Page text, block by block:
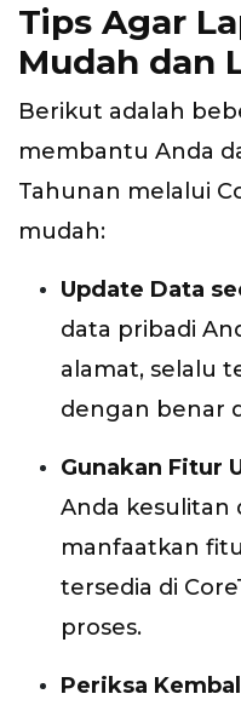
Tips Agar
Mudah dan
Berikut adalah
membantu Anda
Tahunan melalui
mudah:
Update Data
data pribadi
alamat, selalu
dengan benar
Gunakan Fitur
Anda kesulitan
manfaatkan
tersedia di
proses.
Periksa